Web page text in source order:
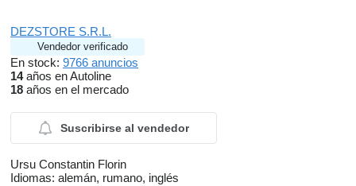
DEZSTORE S.R.L.
Vendedor verificado
En stock: 9766 anuncios
14años en Autoline
18 años en el mercado
Suscribirse al vendedor
Ursu Constantin Florin
Idiomas: alemán, rumano, inglés